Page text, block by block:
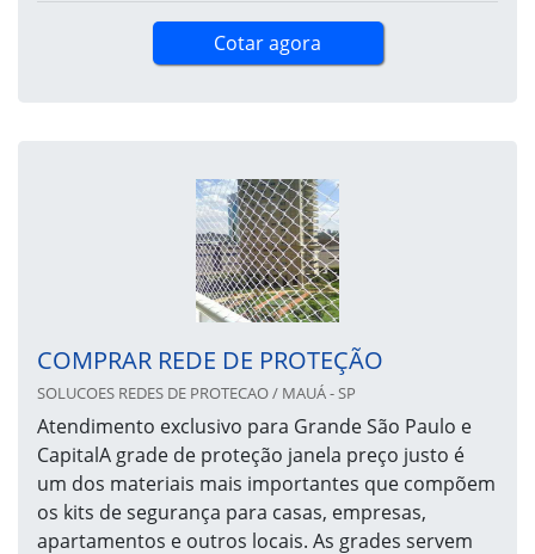
Cotar agora
COMPRAR REDE DE PROTEÇÃO
SOLUCOES REDES DE PROTECAO / MAUÁ - SP
Atendimento exclusivo para Grande São Paulo e
CapitalA grade de proteção janela preço justo é
um dos materiais mais importantes que compõem
os kits de segurança para casas, empresas,
apartamentos e outros locais. As grades servem